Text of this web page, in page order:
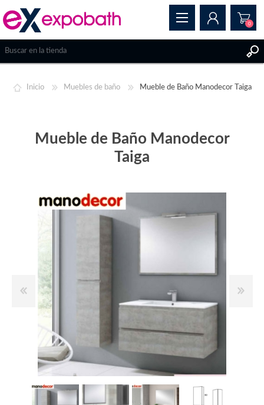
INICIAR SESIÓN
0
Inicio Muebles de baño Mueble de Baño Manodecor Taiga
Mueble de Baño Manodecor
Taiga